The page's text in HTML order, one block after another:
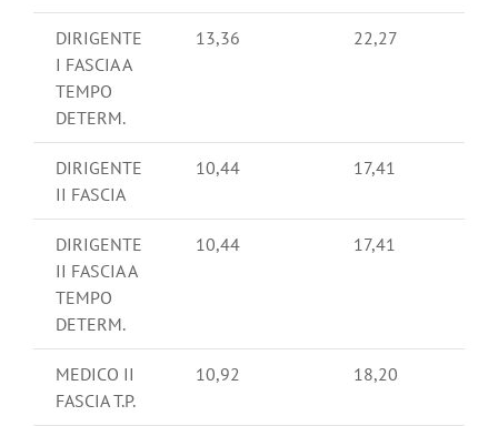
DIRIGENTE
I FASCIA A
TEMPO
DETERM.
13,36 22,27
DIRIGENTE
II FASCIA
10,44 17,41
DIRIGENTE
II FASCIA A
TEMPO
DETERM.
10,44 17,41
MEDICO II
FASCIA T.P.
10,92 18,20